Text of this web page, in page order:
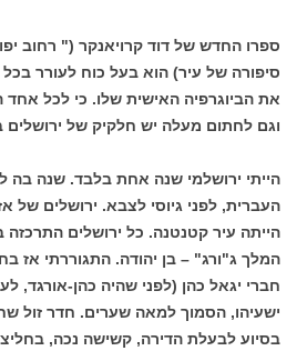
ספרו החדש של דוד קרויאנקר (" רחוב
סיפורה של עיר) הוא בעל כוח לעורר
את הביוגרפיה האישית שלו. כי לכל אחד
וגם לחתום מעלה יש חלקיק של
הייתי ירושלמי שנה אחת בלבד. שנה בה
העברית, לפני גיוסי לצבא. ירושלים של
הייתה עיר קטנטנה. כל ירושלים התרכזה
המלך ג"ורג" – בן יהודה. התגוררתי אז
חברי יגאל כהן (לפני שהיה כהן-אורגד,
ישעיהו, הסמוך למאה שערים. חדר זול
בסיוע לבעלת הדירה, קשישה נכה,